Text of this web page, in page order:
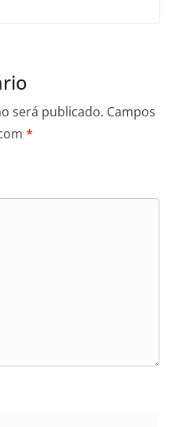
será publicado. Campos
*